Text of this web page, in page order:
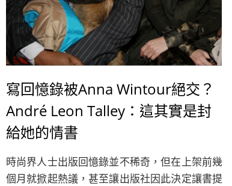
寫回憶錄被Anna Wintour絕交？
André Leon Talley：這其實是封
給她的情書
時尚界人士出版回憶錄並不稀奇，但在上架前幾
個月就掀起熱議，甚至讓出版社因此決定讓書提